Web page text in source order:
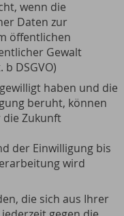
wenn die
Daten zur
öffentlichen
Gewalt
DSGVO)
haben und die
beruht, können
die Zukunft
der Einwilligung bis
wird
die sich aus Ihrer